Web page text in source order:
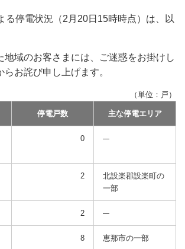
る停電状況（2月20日15時時点）は、以
地域のお客さまには、ご迷惑をお掛けし
らお詫び申し上げます。
（単位：戸）
停電戸数 主な停電エリア
0
2
北設楽郡設楽町の
一部
2
8 恵那市の一部